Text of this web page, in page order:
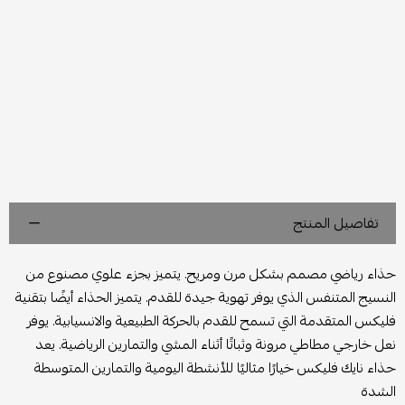
تفاصيل المنتج
حذاء رياضي مصمم بشكل مرن ومريح. يتميز بجزء علوي مصنوع من
النسيج المتنفس الذي يوفر تهوية جيدة للقدم. يتميز الحذاء أيضًا بتقنية
فليكس المتقدمة التي تسمح للقدم بالحركة الطبيعية والانسيابية. يوفر
نعل خارجي مطاطي مرونة وثباتًا أثناء المشي والتمارين الرياضية. يعد
حذاء نايك فليكس خيارًا مثاليًا للأنشطة اليومية والتمارين المتوسطة
الشدة